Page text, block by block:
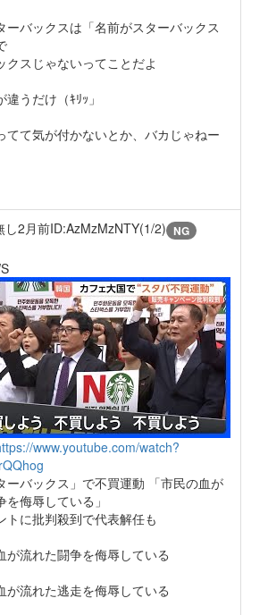
ーバックスは「名前がスターバックス
クスじゃないってことだよ
違うだけ（ｷﾘｯ」
てて気が付かないとか、バカじゃねー
し2月前ID:AzMzMzNTY(1/2) NG
www.youtube.com/watch?
ーバックス」で不買運動 「市民の血が
を侮辱している」
トに批判殺到で代表解任も
が流れた闘争を侮辱している
が流れた逃走を侮辱している